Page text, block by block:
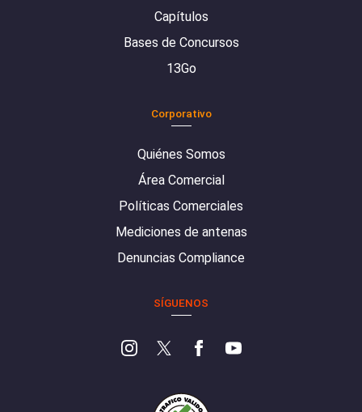
Capítulos
Bases de Concursos
13Go
Corporativo
Quiénes Somos
Área Comercial
Políticas Comerciales
Mediciones de antenas
Denuncias Compliance
SÍGUENOS